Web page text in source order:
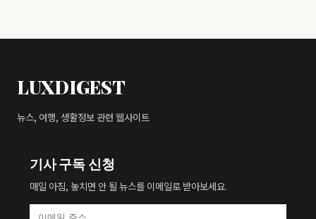
LUXDIGEST
뉴스, 여행, 생활정보 관련 웹사이트
기사 구독 신청
매일 아침, 놓치면 안 될 뉴스를 이메일로 받아보세요.